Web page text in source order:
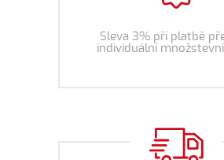
Sleva 3% při platbě
individuální